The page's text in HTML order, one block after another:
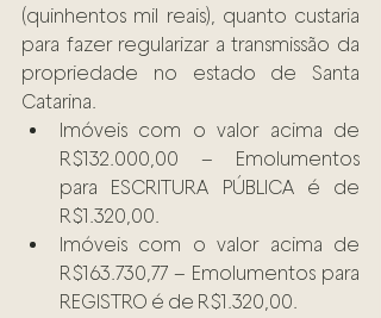
(quinhentos mil reais), quanto custaria
para fazer regularizar a transmissão da
propriedade no estado de Santa
Catarina.
Imóveis com o valor acima de
R$132.000,00 – Emolumentos
para ESCRITURA PÚBLICA é de
R$1.320,00.
Imóveis com o valor acima de
R$163.730,77 – Emolumentos para
REGISTRO é de R$1.320,00.